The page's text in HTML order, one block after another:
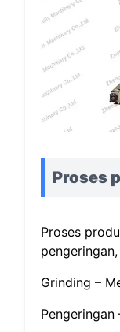
Proses
Proses
Grinding –